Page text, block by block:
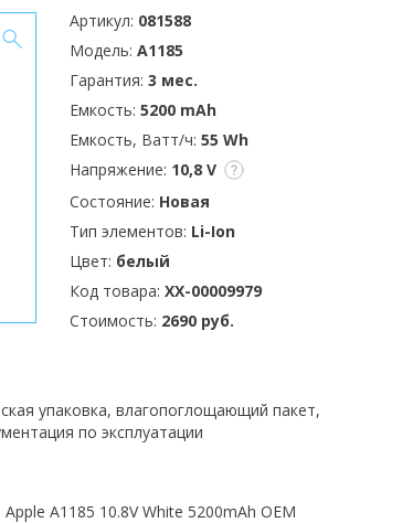
Артикул: 081588
Модель: A1185
Гарантия: 3 мес.
Емкость: 5200 mAh
Емкость, Ватт/ч: 55 Wh
Напряжение: 10,8 V
Состояние: Новая
Тип элементов: Li-Ion
Цвет: белый
Код товара: XX-00009979
Стоимость: 2690 руб.
упаковка, влагопоглощающий пакет,
по эксплуатации
A1185 10.8V White 5200mAh OEM